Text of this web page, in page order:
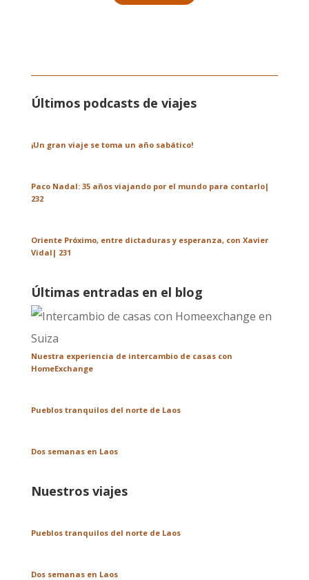
Últimos podcasts de viajes
¡Un gran viaje se toma un año sabático!
Paco Nadal: 35 años viajando por el mundo para contarlo|
232
Oriente Próximo, entre dictaduras y esperanza, con Xavier
Vidal| 231
Últimas entradas en el blog
Nuestra experiencia de intercambio de casas con
HomeExchange
Pueblos tranquilos del norte de Laos
Dos semanas en Laos
Nuestros viajes
Pueblos tranquilos del norte de Laos
Dos semanas en Laos